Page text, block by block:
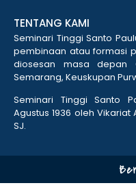
TENTANG KAMI
Seminari Tinggi Santo
pembinaan atau formasi
diosesan masa depan
Semarang, Keuskupan
Seminari Tinggi Santo
Agustus 1936 oleh Vikariat
SJ.